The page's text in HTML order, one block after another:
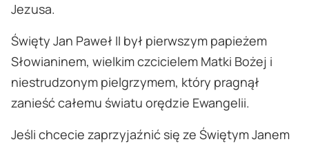
Jezusa.
Święty Jan Paweł II był pierwszym papieżem
Słowianinem, wielkim czcicielem Matki Bożej i
niestrudzonym pielgrzymem, który pragnął
zanieść całemu światu orędzie Ewangelii.
Jeśli chcecie zaprzyjaźnić się ze Świętym Janem